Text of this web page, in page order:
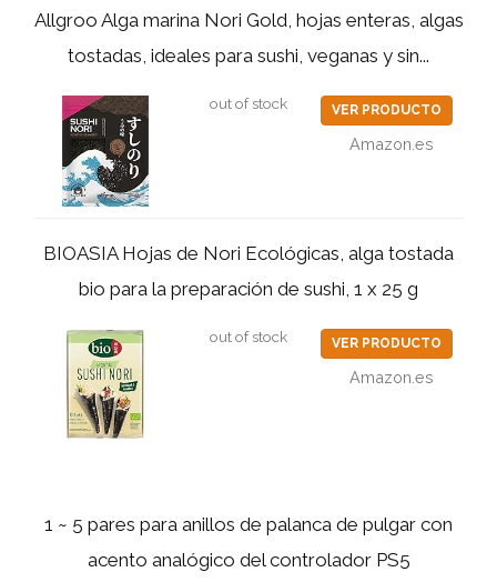
Allgroo Alga marina Nori Gold, hojas enteras, algas
tostadas, ideales para sushi, veganas y sin...
out of stock VER PRODUCTO
Amazon.es
BIOASIA Hojas de Nori Ecológicas, alga tostada
bio para la preparación de sushi, 1 x 25 g
out of stock VER PRODUCTO
Amazon.es
1 ~ 5 pares para anillos de palanca de pulgar con
acento analógico del controlador PS5